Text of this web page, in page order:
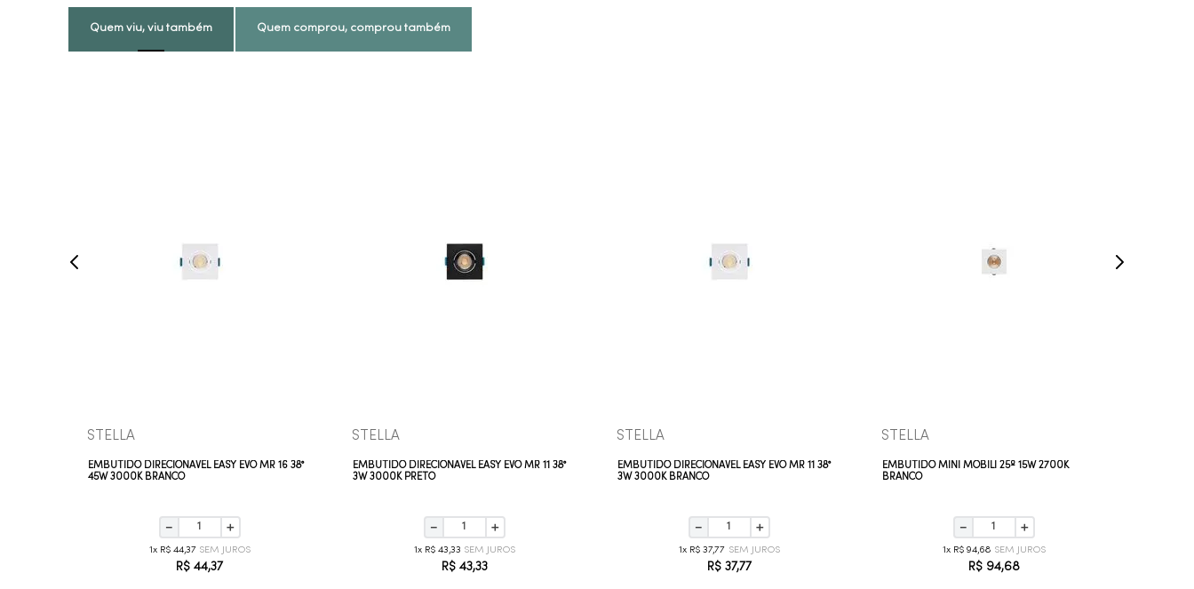
Quem viu, viu também Quem comprou, comprou também
COMPRAR AGORA
STELLA
EMBUTIDO DIRECIONÁVEL EASY EVO MR 16 38°
45W 3000K BRANCO
＋
－
1 R$ 44,37
R$ 44,37
COMPRAR AGORA
STELLA
EMBUTIDO DIRECIONÁVEL EASY EVO MR 11 38°
3W 3000K PRETO
＋
－
1 R$ 43,33
R$ 43,33
COMPRAR AGORA
STELLA
EMBUTIDO DIRECIONÁVEL EASY EVO MR 11 38°
3W 3000K BRANCO
＋
－
1 R$ 37,77
R$ 37,77
COMPRAR AGORA
STELLA
EMBUTIDO MINI MÓBILI 25º 15W 2700K
BRANCO
＋
－
1 R$ 94,68
R$ 94,68